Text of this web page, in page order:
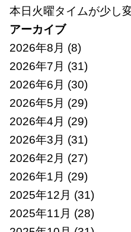
本日火曜タイムが少し
アーカイブ
2026年8月 (8)
2026年7月 (31)
2026年6月 (30)
2026年5月 (29)
2026年4月 (29)
2026年3月 (31)
2026年2月 (27)
2026年1月 (29)
2025年12月 (31)
2025年11月 (28)